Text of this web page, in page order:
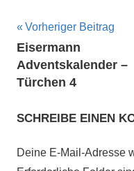
Vorheriger Beitrag
Eisermann
Adventskalender –
Türchen 4
SCHREIBE EINEN
Deine E-Mail-Adresse